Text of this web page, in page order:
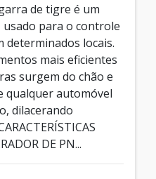
de tigre é um
usado para o controle
determinados locais.
mais eficientes
surgem do chão e
qualquer automóvel
dilacerando
DE PN...